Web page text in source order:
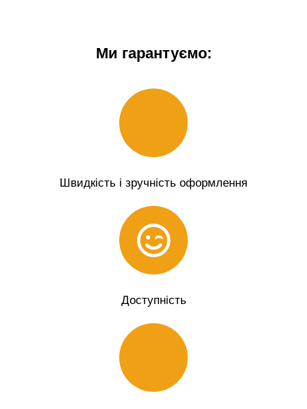
Ми гарантуємо:
Швидкість і зручність оформлення
Доступність